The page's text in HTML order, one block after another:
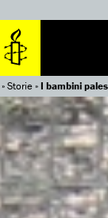
»Storie»I bambini